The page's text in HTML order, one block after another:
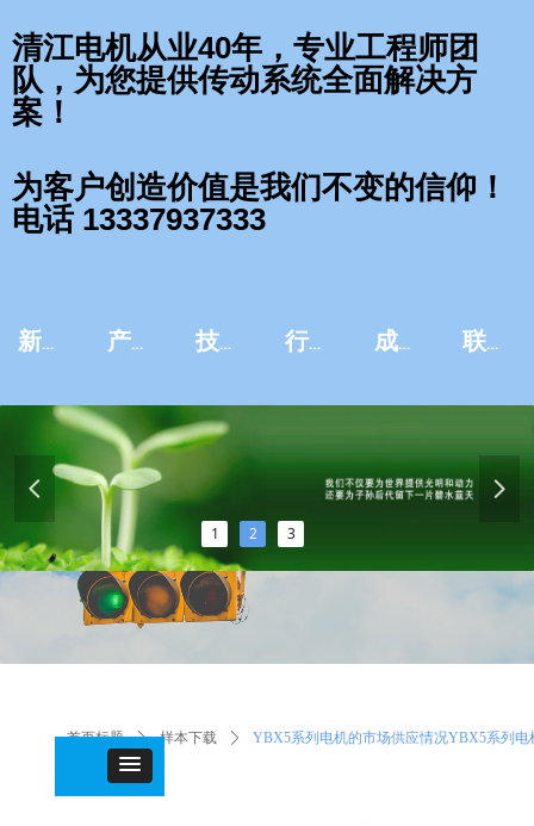
新闻资讯 产品中心 技术服务 行业应用 成功案例 联系我们
1 2 3
넳 넲
清江电机从业40年，专业工程师团
队，为您提供传动系统全面解决方
案！
为客户创造价值是我们不变的信仰！
电话 13337937333
首页标题 ꄲ 样本下载 ꄲ YBX5系列电机的市场供应情况YBX5系列电